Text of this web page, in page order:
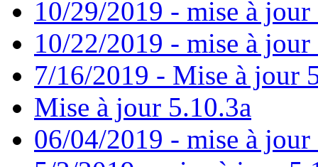
10/29/2019 - mise à jour
10/22/2019 - mise à
7/16/2019 - Mise à jour
Mise à jour 5.10.3a
06/04/2019 - mise à